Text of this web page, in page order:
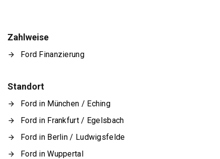
Zahlweise
Ford Finanzierung
Standort
Ford in München / Eching
Ford in Frankfurt / Egelsbach
Ford in Berlin / Ludwigsfelde
Ford in Wuppertal